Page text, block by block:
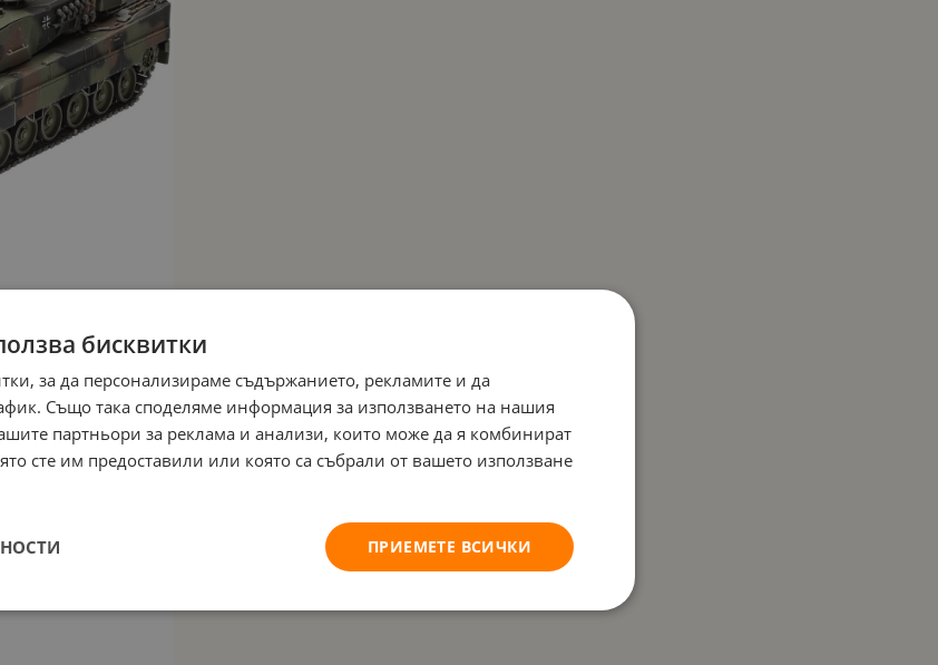
бисквитки
за да персонализираме съдържанието, рекламите и да
Също така споделяме информация за използването на нашия
партньори за реклама и анализи, които може да я комбинират
сте им предоставили или която са събрали от вашето използване
ПРИЕМЕТЕ ВСИЧКИ